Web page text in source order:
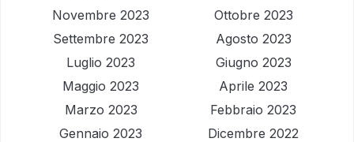
Novembre 2023
Ottobre 2023
Settembre 2023
Agosto 2023
Luglio 2023
Giugno 2023
Maggio 2023
Aprile 2023
Marzo 2023
Febbraio 2023
Gennaio 2023
Dicembre 2022